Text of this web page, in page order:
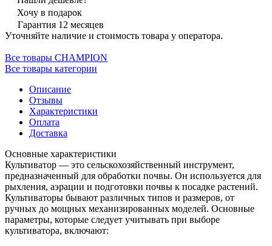
Хочу в подарок
Гарантия 12 месяцев
Уточняйте наличие и стоимость товара у оператора.
Все товары CHAMPION
Все товары категории
Описание
Отзывы
Характеристики
Оплата
Доставка
Основные характеристики
Культиватор — это сельскохозяйственный инструмент,
предназначенный для обработки почвы. Он используется для
рыхления, аэрации и подготовки почвы к посадке растений.
Культиваторы бывают различных типов и размеров, от
ручных до мощных механизированных моделей. Основные
параметры, которые следует учитывать при выборе
культиватора, включают: